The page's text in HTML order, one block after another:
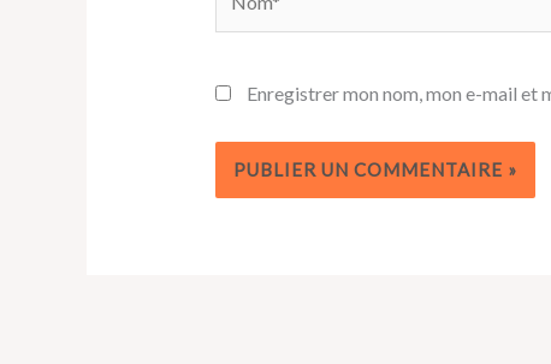
Enregistrer mon nom, mon e-mail et